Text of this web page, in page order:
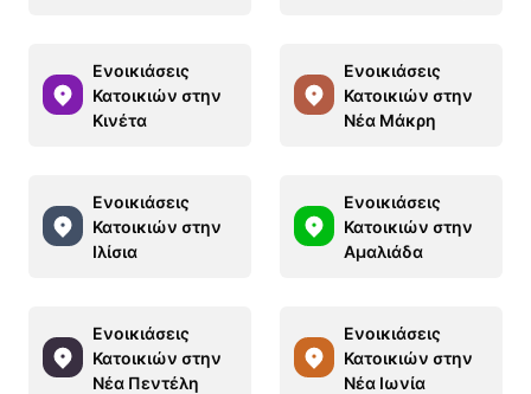
Ενοικιάσεις
Κατοικιών στην
Κινέτα
Ενοικιάσεις
Κατοικιών στην
Νέα Μάκρη
Ενοικιάσεις
Κατοικιών στην
Ιλίσια
Ενοικιάσεις
Κατοικιών στην
Αμαλιάδα
Ενοικιάσεις
Κατοικιών στην
Νέα Πεντέλη
Ενοικιάσεις
Κατοικιών στην
Νέα Ιωνία